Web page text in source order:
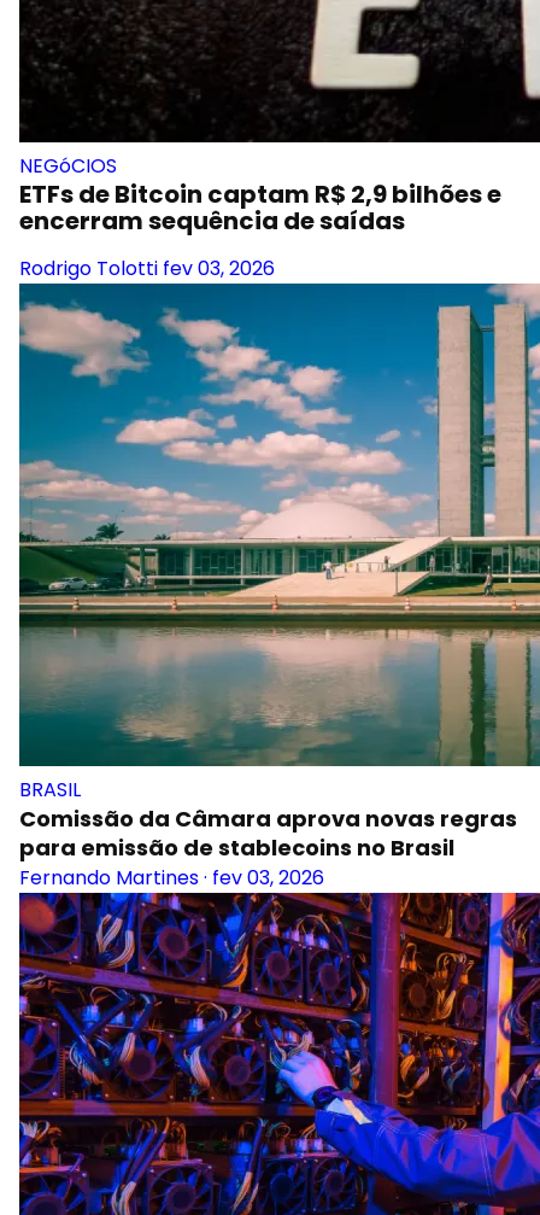
NEGóCIOS
ETFs de Bitcoin captam R$ 2,9 bilhões e
encerram sequência de saídas
Rodrigo Tolotti fev 03, 2026
BRASIL
Comissão da Câmara aprova novas regras
para emissão de stablecoins no Brasil
Fernando Martines· fev 03, 2026